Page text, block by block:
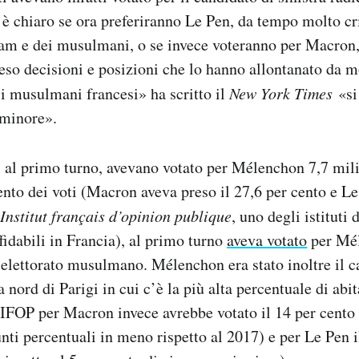
chiaro se ora preferiranno Le Pen, da tempo molto
e dei musulmani, o se invece voteranno per
decisioni e posizioni che lo hanno allontanato da
musulmani francesi» ha scritto ilNew York Times
al primo turno, avevano votato per Mélenchon 7,7
dei voti (Macron aveva preso il 27,6 per cento e
Institut français d’opinion publique, uno degli istituti
in Francia), al primo turnoaveva votatoper
musulmano. Mélenchon era stato inoltre il
nord di Parigi in cui c’è la più alta percentuale di
per Macron invece avrebbe votato il 14 per
percentuali in meno rispetto al 2017) e per Le Pen